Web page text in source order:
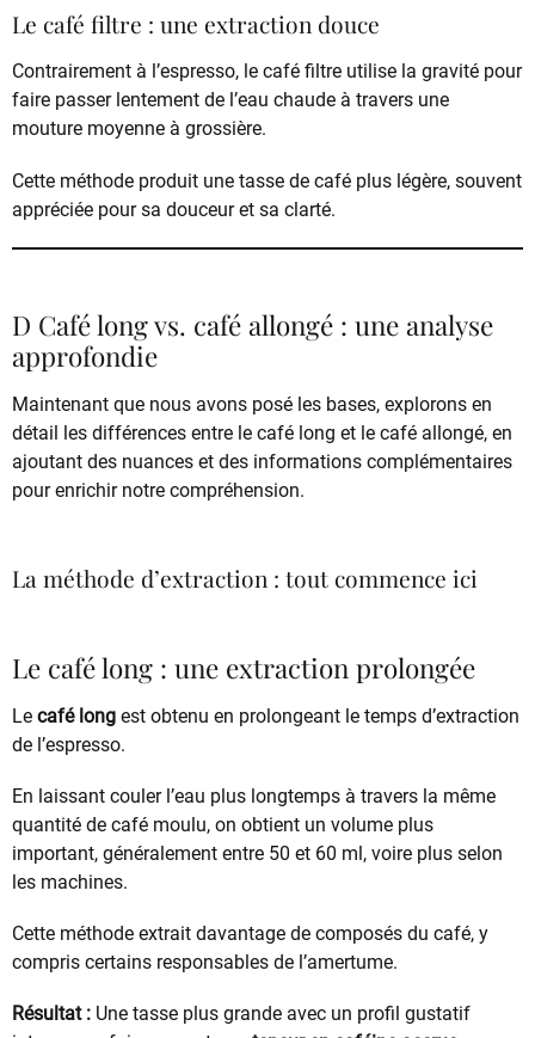
Le café filtre : une extraction douce
Contrairement à l’espresso, le café filtre utilise la gravité pour
faire passer lentement de l’eau chaude à travers une
mouture moyenne à grossière.
Cette méthode produit une tasse de café plus légère, souvent
appréciée pour sa douceur et sa clarté.
D Café long vs. café allongé : une analyse
approfondie
Maintenant que nous avons posé les bases, explorons en
détail les différences entre le café long et le café allongé, en
ajoutant des nuances et des informations complémentaires
pour enrichir notre compréhension.
La méthode d’extraction : tout commence ici
Le café long : une extraction prolongée
Le café long est obtenu en prolongeant le temps d’extraction
de l’espresso.
En laissant couler l’eau plus longtemps à travers la même
quantité de café moulu, on obtient un volume plus
important, généralement entre 50 et 60 ml, voire plus selon
les machines.
Cette méthode extrait davantage de composés du café, y
compris certains responsables de l’amertume.
Résultat : Une tasse plus grande avec un profil gustatif